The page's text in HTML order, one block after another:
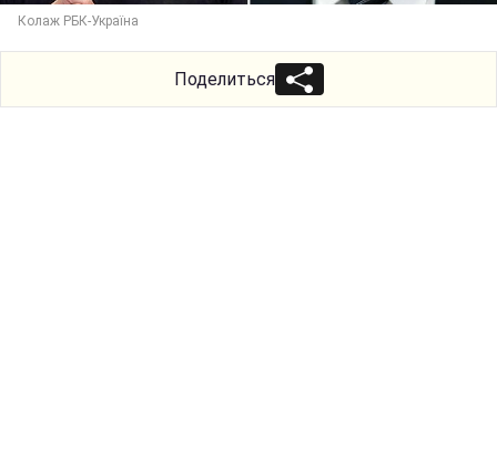
Колаж РБК-Україна
Поделиться